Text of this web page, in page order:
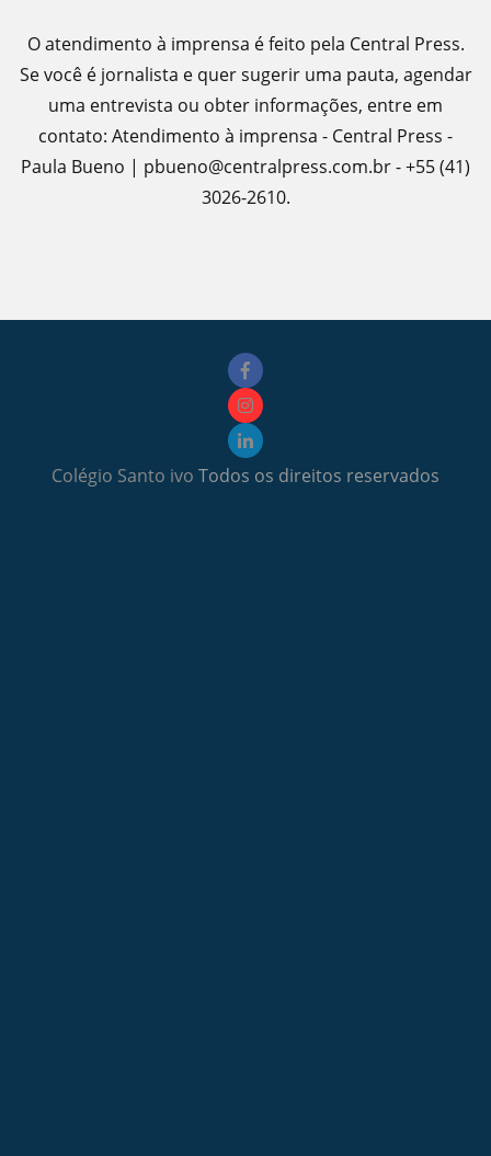
O atendimento à imprensa é feito pela Central Press.
Se você é jornalista e quer sugerir uma pauta, agendar
uma entrevista ou obter informações, entre em
contato: Atendimento à imprensa - Central Press -
Paula Bueno | pbueno@centralpress.com.br - +55 (41)
3026-2610.
Colégio Santo ivo Todos os direitos reservados